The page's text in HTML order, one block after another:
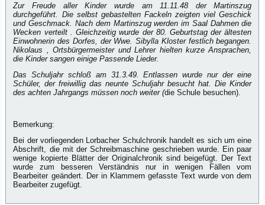
Zur Freude aller Kinder wurde am 11.11.48 der Martinszug
durchgeführt. Die selbst gebastelten Fackeln zeigten viel Geschick
und Geschmack. Nach dem Martinszug werden im Saal Dahmen die
Wecken verteilt . Gleichzeitig wurde der 80. Geburtstag der ältesten
Einwohnerin des Dorfes, der Wwe. Sibylla Kloster festlich begangen.
Nikolaus , Ortsbürgermeister und Lehrer hielten kurze Ansprachen,
die Kinder sangen einige Passende Lieder.
Das Schuljahr schloß am 31.3.49. Entlassen wurde nur der eine
Schüler, der freiwillig das neunte Schuljahr besucht hat. Die Kinder
des achten Jahrgangs müssen noch weiter (die Schule besuchen).
Bemerkung:
Bei der vorliegenden Lorbacher Schulchronik handelt es sich um eine
Abschrift, die mit der Schreibmaschine geschrieben wurde. Ein paar
wenige kopierte Blätter der Originalchronik sind beigefügt. Der Text
wurde zum besseren Verständnis nur in wenigen Fällen vom
Bearbeiter geändert. Der in Klammern gefasste Text wurde von dem
Bearbeiter zugefügt.